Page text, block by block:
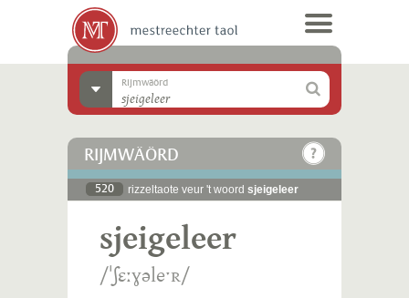
Rijmwäörd
RIJMWÄÖRD
520 rizzeltaote veur 't woord sjeigeleer
sjeigeleer
/ˈʃɛːɣəleˑʀ/